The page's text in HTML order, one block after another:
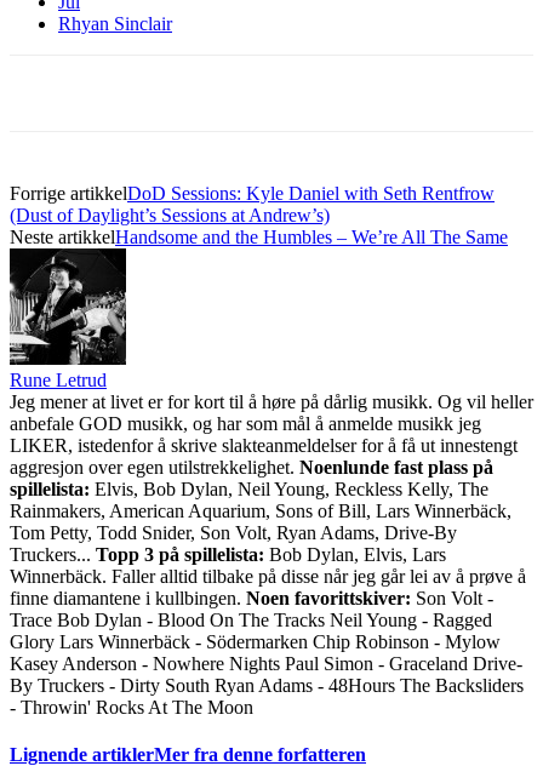
Rhyan Sinclair
Forrige artikkelDoD Sessions: Kyle Daniel with Seth Rentfrow
(Dust of Daylight’s Sessions at Andrew’s)
Neste artikkelHandsome and the Humbles – We’re All The Same
Rune Letrud
Jeg mener at livet er for kort til å høre på dårlig musikk. Og vil heller
anbefale GOD musikk, og har som mål å anmelde musikk jeg
LIKER, istedenfor å skrive slakteanmeldelser for å få ut innestengt
aggresjon over egen utilstrekkelighet. Noenlunde fast plass på
spillelista: Elvis, Bob Dylan, Neil Young, Reckless Kelly, The
Rainmakers, American Aquarium, Sons of Bill, Lars Winnerbäck,
Tom Petty, Todd Snider, Son Volt, Ryan Adams, Drive-By
Truckers... Topp 3 på spillelista: Bob Dylan, Elvis, Lars
Winnerbäck. Faller alltid tilbake på disse når jeg går lei av å prøve å
finne diamantene i kullbingen. Noen favorittskiver: Son Volt -
Trace Bob Dylan - Blood On The Tracks Neil Young - Ragged
Glory Lars Winnerbäck - Södermarken Chip Robinson - Mylow
Kasey Anderson - Nowhere Nights Paul Simon - Graceland Drive-
By Truckers - Dirty South Ryan Adams - 48Hours The Backsliders
- Throwin' Rocks At The Moon
Lignende artiklerMer fra denne forfatteren